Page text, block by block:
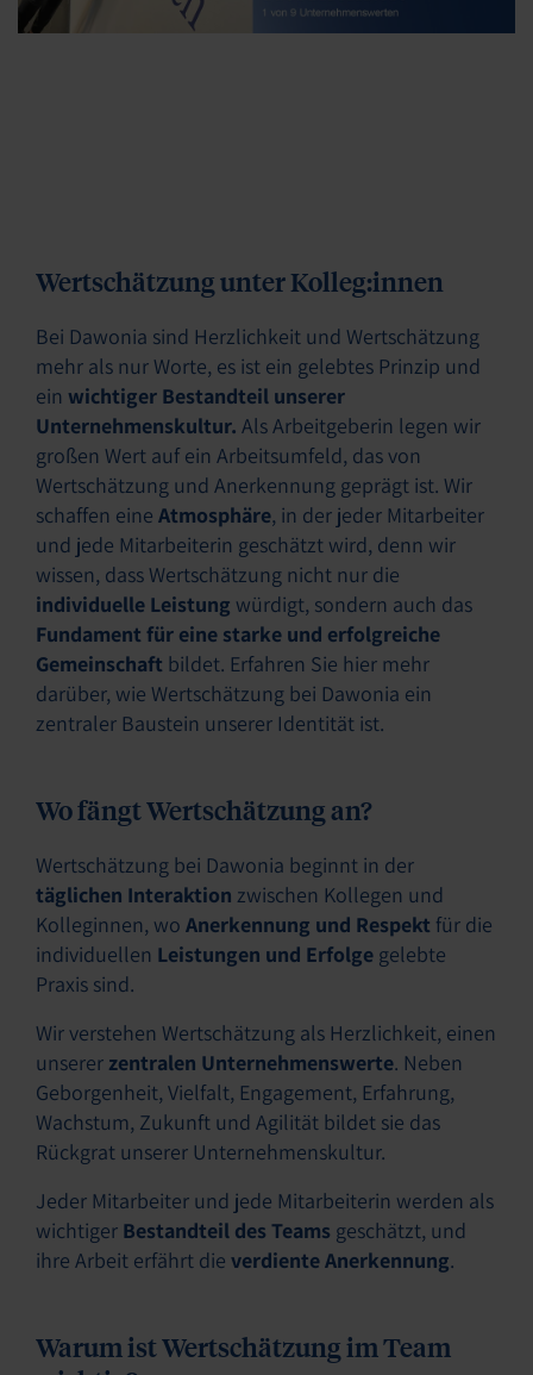
Wertschätzung unter Kolleg:innen
Bei Dawonia sind Herzlichkeit und Wertschätzung
mehr als nur Worte, es ist ein gelebtes Prinzip und
ein wichtiger Bestandteil unserer
Unternehmenskultur. Als Arbeitgeberin legen wir
großen Wert auf ein Arbeitsumfeld, das von
Wertschätzung und Anerkennung geprägt ist. Wir
schaffen eine Atmosphäre, in der jeder Mitarbeiter
und jede Mitarbeiterin geschätzt wird, denn wir
wissen, dass Wertschätzung nicht nur die
individuelle Leistung würdigt, sondern auch das
Fundament für eine starke und erfolgreiche
Gemeinschaft bildet. Erfahren Sie hier mehr
darüber, wie Wertschätzung bei Dawonia ein
zentraler Baustein unserer Identität ist.
Wo fängt Wertschätzung an?
Wertschätzung bei Dawonia beginnt in der
täglichen Interaktion zwischen Kollegen und
Kolleginnen, wo Anerkennung und Respekt für die
individuellen Leistungen und Erfolge gelebte
Praxis sind.
Wir verstehen Wertschätzung als Herzlichkeit, einen
unserer zentralen Unternehmenswerte. Neben
Geborgenheit, Vielfalt, Engagement, Erfahrung,
Wachstum, Zukunft und Agilität bildet sie das
Rückgrat unserer Unternehmenskultur.
Jeder Mitarbeiter und jede Mitarbeiterin werden als
wichtiger Bestandteil des Teams geschätzt, und
ihre Arbeit erfährt die verdiente Anerkennung.
Warum ist Wertschätzung im Team